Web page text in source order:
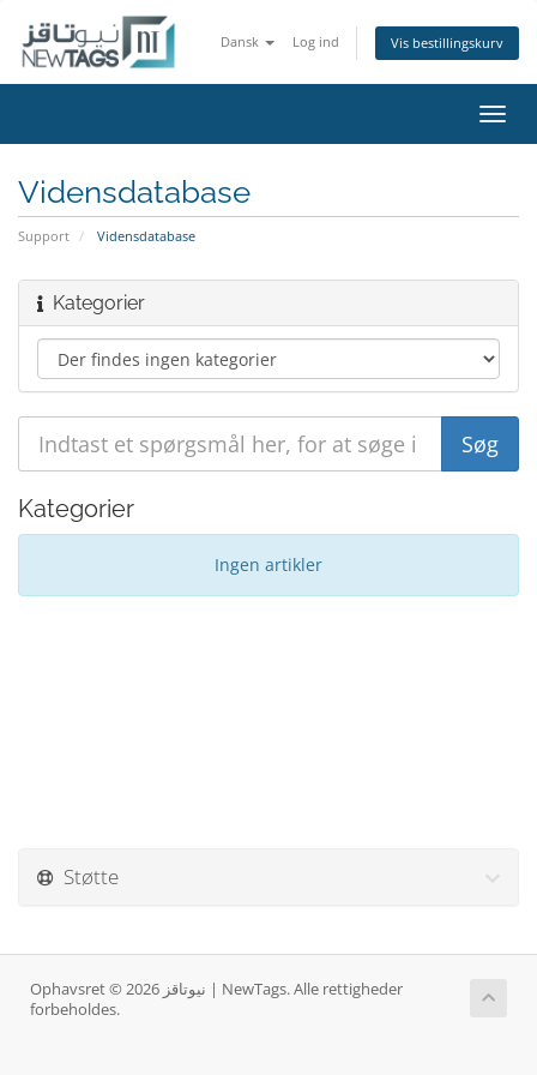
Dansk Log ind Vis bestillingskurv
Skift
Vidensdatabase
Support Vidensdatabase
Kategorier
Kategorier
Ingen artikler
Støtte
Ophavsret © 2026 نيوتاقز | NewTags. Alle rettigheder
forbeholdes.